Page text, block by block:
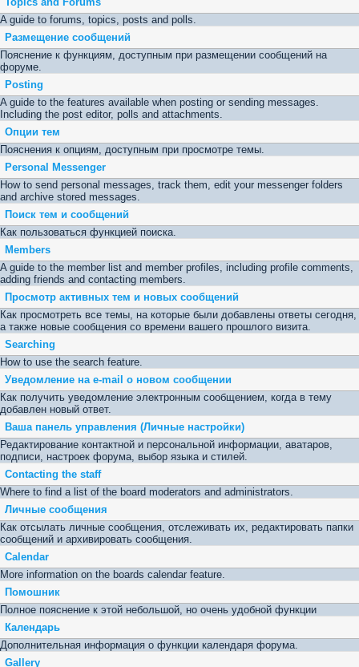
A guide to forums, topics, posts and polls.
Размещение сообщений
Пояснение к функциям, доступным при размещении сообщений на
форуме.
Posting
A guide to the features available when posting or sending messages.
Including the post editor, polls and attachments.
Опции тем
Пояснения к опциям, доступным при просмотре темы.
Personal Messenger
How to send personal messages, track them, edit your messenger folders
and archive stored messages.
Поиск тем и сообщений
Как пользоваться функцией поиска.
Members
A guide to the member list and member profiles, including profile comments,
adding friends and contacting members.
Просмотр активных тем и новых сообщений
Как просмотреть все темы, на которые были добавлены ответы сегодня,
а также новые сообщения со времени вашего прошлого визита.
Searching
How to use the search feature.
Уведомление на е-mail о новом сообщении
Как получить уведомление электронным сообщением, когда в тему
добавлен новый ответ.
Ваша панель управления (Личные настройки)
Редактирование контактной и персональной информации, аватаров,
подписи, настроек форума, выбор языка и стилей.
Contacting the staff
Where to find a list of the board moderators and administrators.
Личные сообщения
Как отсылать личные сообщения, отслеживать их, редактировать папки
сообщений и архивировать сообщения.
Calendar
More information on the boards calendar feature.
Помошник
Полное пояснение к этой небольшой, но очень удобной функции
Календарь
Дополнительная информация о функции календаря форума.
Gallery